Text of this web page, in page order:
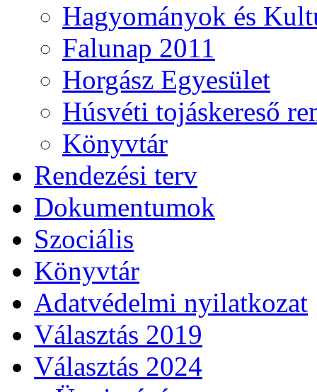
Hagyományok és
Falunap 2011
Horgász Egyesület
Húsvéti tojáskereső
Könyvtár
Rendezési terv
Dokumentumok
Szociális
Könyvtár
Adatvédelmi nyilatkozat
Választás 2019
Választás 2024